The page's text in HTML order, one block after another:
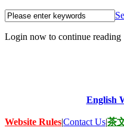
Login now to continue reading
English
Website Rules|Contact Us|茶